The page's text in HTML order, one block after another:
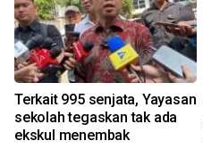
Terkait 995 senjata, Yayasan
sekolah tegaskan tak ada
ekskul menembak